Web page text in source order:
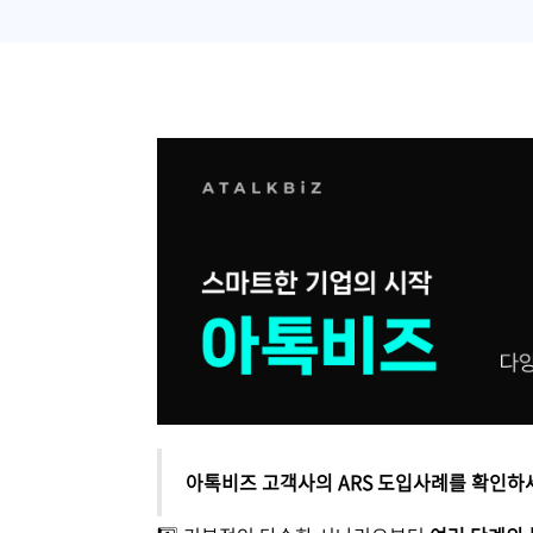
아톡비즈 고객사의 ARS 도입사례를 확인하